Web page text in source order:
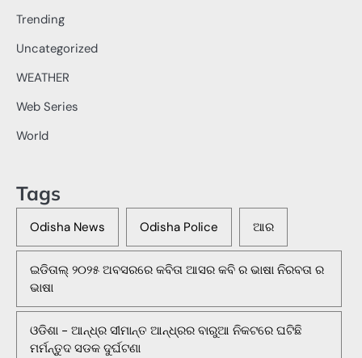
Trending
Uncategorized
WEATHER
Web Series
World
Tags
Odisha News Odisha Police ଆର
ଇଡିତାଲ୍ ୨୦୨୫ ଅବସରରେ କବିତା ଆସର କବି ର ଭାଷା ନିରବତା ର
ଭାଷା
ଓଡିଶା - ଆନ୍ଧ୍ର ସୀମାନ୍ତ ଆନ୍ଧ୍ରର ବାରୁଆ ନିକଟରେ ଘଟିଛି
ମର୍ମନ୍ତୁଦ ସଡକ ଦୁର୍ଘଟଣା